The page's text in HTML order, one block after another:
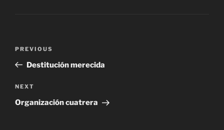
Previous
Post
PREVIOUS
Destitución merecida
Next
Post
NEXT
Organización cuatrera